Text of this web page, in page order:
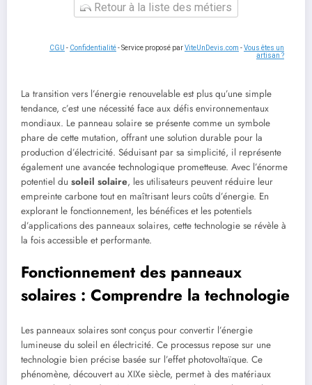
Retour à la liste des métiers
CGU - Confidentialité- Service proposé parViteUnDevis.com -Vous êtes un
artisan ?
La transition vers l’énergie renouvelable est plus qu’une simple
tendance, c’est une nécessité face aux défis environnementaux
mondiaux. Le panneau solaire se présente comme un symbole
phare de cette mutation, offrant une solution durable pour la
production d’électricité. Séduisant par sa simplicité, il représente
également une avancée technologique prometteuse. Avec l’énorme
potentiel du soleil solaire, les utilisateurs peuvent réduire leur
empreinte carbone tout en maîtrisant leurs coûts d’énergie. En
explorant le fonctionnement, les bénéfices et les potentiels
d’applications des panneaux solaires, cette technologie se révèle à
la fois accessible et performante.
Fonctionnement des panneaux
solaires : Comprendre la technologie
Les panneaux solaires sont conçus pour convertir l’énergie
lumineuse du soleil en électricité. Ce processus repose sur une
technologie bien précise basée sur l’effet photovoltaïque. Ce
phénomène, découvert au XIXe siècle, permet à des matériaux